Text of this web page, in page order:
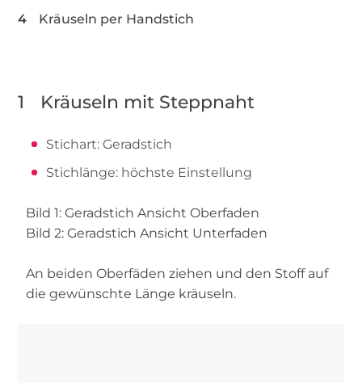
Kräuseln per Handstich
1 Kräuseln mit Steppnaht
Stichart: Geradstich
Stichlänge: höchste Einstellung
Bild 1: Geradstich Ansicht Oberfaden
Bild 2: Geradstich Ansicht Unterfaden
An beiden Oberfäden ziehen und den Stoff auf
die gewünschte Länge kräuseln.